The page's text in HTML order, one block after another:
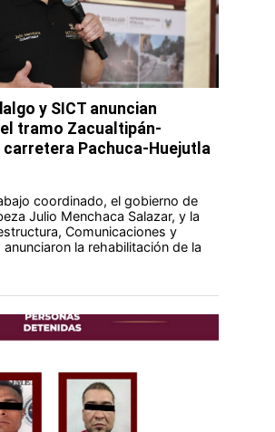
y SICT anuncian
tramo Zacualtipán-
carretera Pachuca-Huejutla
coordinado, el gobierno de
Julio Menchaca Salazar, y la
Comunicaciones y
la rehabilitación de la